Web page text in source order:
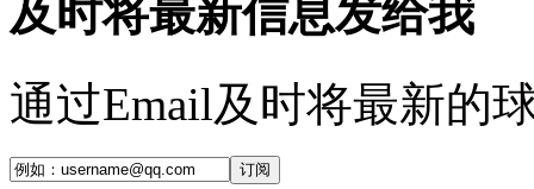
及时将最新信息发给我
通过Email及时将最新的
订阅